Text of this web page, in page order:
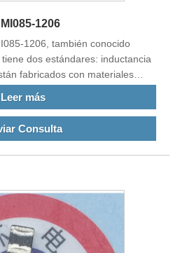
1206
1206, también conocido
dos estándares: inductancia
fabricados con materiales
a una
Leer más
Consulta